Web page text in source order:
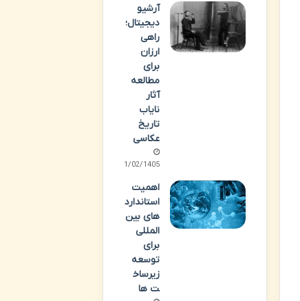
آرشیو
دیجیتال؛
راهی
ارزان
برای
مطالعه
آثار
نایاب
تاریخ
عکاسی
11/02/1405
اهمیت
استاندارد
های بین
المللی
برای
توسعه
زیرساخ
ت ها